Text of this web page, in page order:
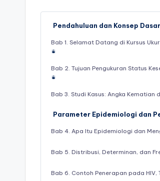
Pendahuluan dan Konsep
Bab 1. Selamat Datang di Kursus
Bab 2. Tujuan Pengukuran Status
Bab 3. Studi Kasus: Angka Kematian
Parameter Epidemiologi dan
Bab 4. Apa Itu Epidemiologi dan
Bab 5. Distribusi, Determinan, dan
Bab 6. Contoh Penerapan pada HIV,